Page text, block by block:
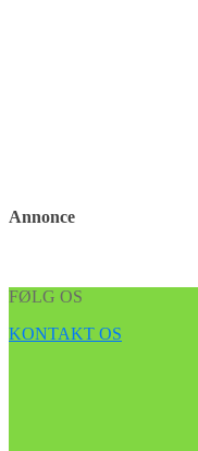
Annonce
FØLG OS
KONTAKT OS